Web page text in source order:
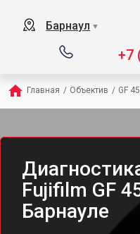
Барнаул ▼
+7
Главная / Объектив / GF
Fujifilm GF
Барнауле